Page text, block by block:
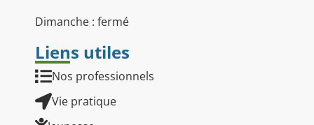
Dimanche : fermé
Liens utiles
Nos professionnels
Vie pratique